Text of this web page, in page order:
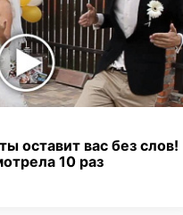
оставит вас без слов!
10 раз